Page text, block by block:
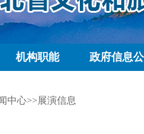
机构职能 政府信息
中心>>展演信息